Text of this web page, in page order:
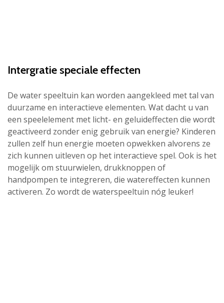
Intergratie speciale effecten
De water speeltuin kan worden aangekleed met tal van
duurzame en interactieve elementen. Wat dacht u van
een speelelement met licht- en geluideffecten die wordt
geactiveerd zonder enig gebruik van energie? Kinderen
zullen zelf hun energie moeten opwekken alvorens ze
zich kunnen uitleven op het interactieve spel. Ook is het
mogelijk om stuurwielen, drukknoppen of
handpompen te integreren, die watereffecten kunnen
activeren. Zo wordt de waterspeeltuin nóg leuker!